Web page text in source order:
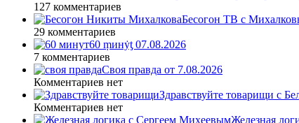
127 комментариев
Бесогон ТВ с
29 комментариев
60 ṃинẏƫ 07.08.2026
7 комментариев
Своя правда от 7.08.2026
Комментариев нет
Здравствуйте товарищи с
Комментариев нет
Железная